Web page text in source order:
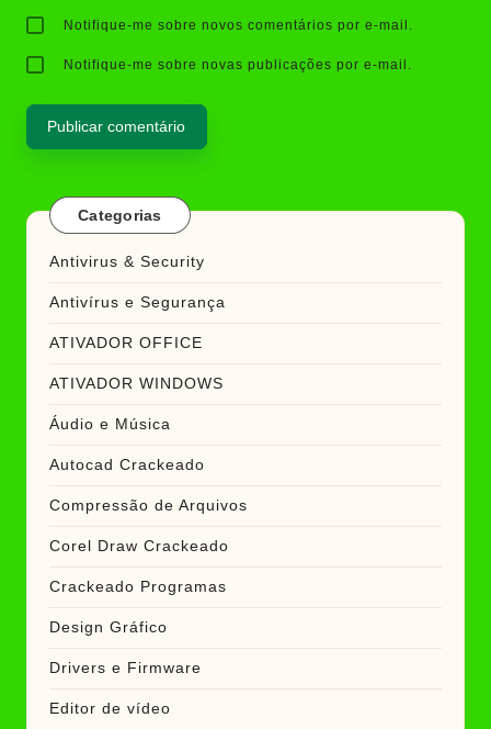
Notifique-me sobre novos comentários por e-mail.
Notifique-me sobre novas publicações por e-mail.
Categorias
Antivirus & Security
Antivírus e Segurança
ATIVADOR OFFICE
ATIVADOR WINDOWS
Áudio e Música
Autocad Crackeado
Compressão de Arquivos
Corel Draw Crackeado
Crackeado Programas
Design Gráfico
Drivers e Firmware
Editor de vídeo